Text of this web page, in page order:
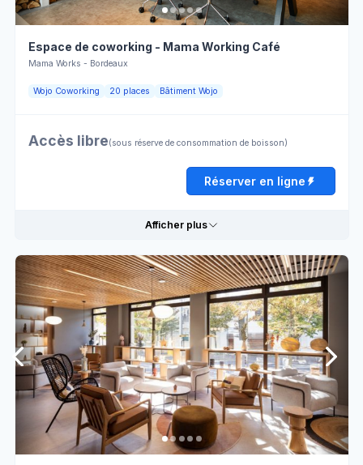
Espace de coworking - Mama Working Café
Mama Works - Bordeaux
Wojo Coworking 20 places Bâtiment Wojo
Accès libre(sous réserve de consommation de boisson)
Réserver en ligne
Afficher plus
Détails pratiques
Tables
Rectangulaires
Jardin
Lumière
naturelle
Ambiance
pour les
RDVs
Climatisation Prises